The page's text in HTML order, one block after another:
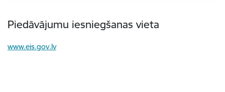
Piedāvājumu iesniegšanas vieta
www.eis.gov.lv